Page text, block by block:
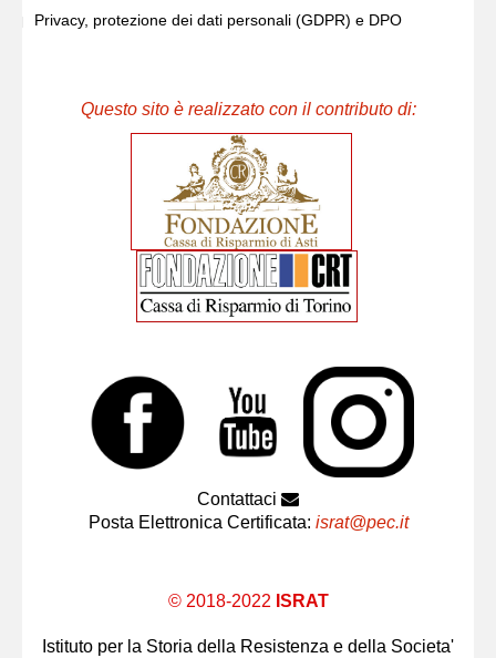
Privacy, protezione dei dati personali (GDPR) e DPO
Questo sito è realizzato con il contributo di:
Contattaci
Posta Elettronica Certificata: israt@pec.it
© 2018-2022 ISRAT
Istituto per la Storia della Resistenza e della Societa'